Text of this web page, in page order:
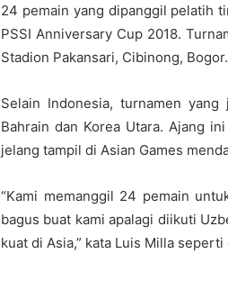
24 pemain yang dipanggil pelatih
PSSI Anniversary Cup 2018.
Stadion Pakansari, Cibinong, Bogor.
Selain Indonesia, turnamen
Bahrain dan Korea Utara. Ajang
jelang tampil di Asian Games
“Kami memanggil 24 pemain
bagus buat kami apalagi diikuti
kuat di Asia,” kata Luis Milla